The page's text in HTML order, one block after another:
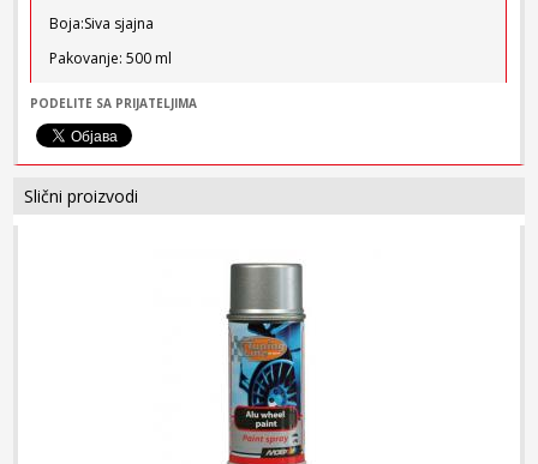
Boja:Siva sjajna
Pakovanje: 500 ml
PODELITE SA PRIJATELJIMA
Slični proizvodi